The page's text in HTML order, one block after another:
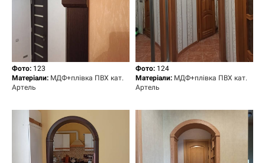
Фото: 123
Матеріали: МДФ+плівка ПВХ кат.
Артель
Фото: 124
Матеріали: МДФ+плівка ПВХ кат.
Артель